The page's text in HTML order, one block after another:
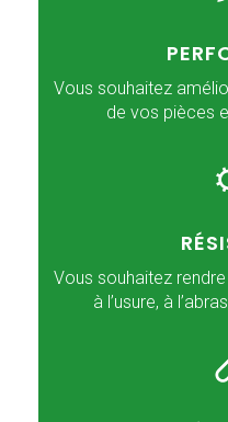
Vous souhaitez
de vos pièces
Vous souhaitez
à l’usure, à